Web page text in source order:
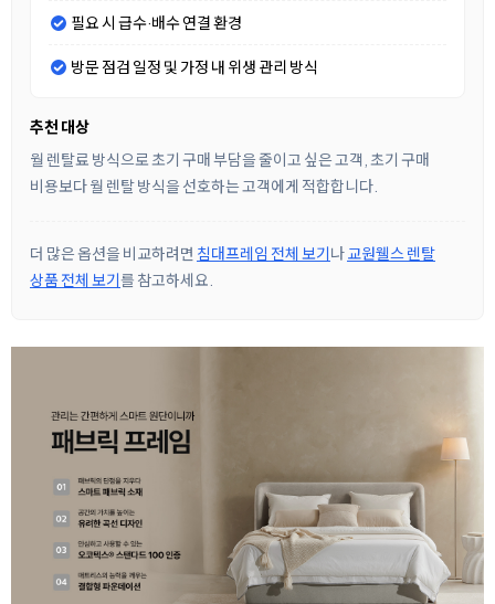
필요 시 급수·배수 연결 환경
방문 점검 일정 및 가정 내 위생 관리 방식
추천 대상
월 렌탈료 방식으로 초기 구매 부담을 줄이고 싶은 고객, 초기 구매
비용보다 월 렌탈 방식을 선호하는 고객에게 적합합니다.
더 많은 옵션을 비교하려면 침대프레임 전체 보기나교원웰스 렌탈
상품 전체 보기를 참고하세요.